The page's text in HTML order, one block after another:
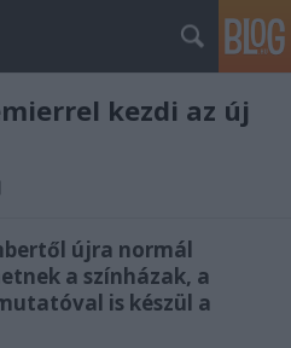
kezdi az új
újra normál
a színházak, a
is készül a